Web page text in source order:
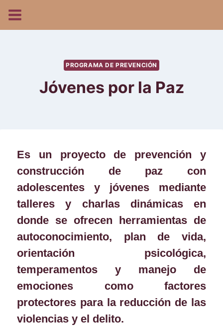
PROGRAMA DE PREVENCIÓN
Jóvenes por la Paz
Es un proyecto de prevención y
construcción de paz con
adolescentes y jóvenes mediante
talleres y charlas dinámicas en
donde se ofrecen herramientas de
autoconocimiento, plan de vida,
orientación psicológica,
temperamentos y manejo de
emociones como factores
protectores para la reducción de las
violencias y el delito.